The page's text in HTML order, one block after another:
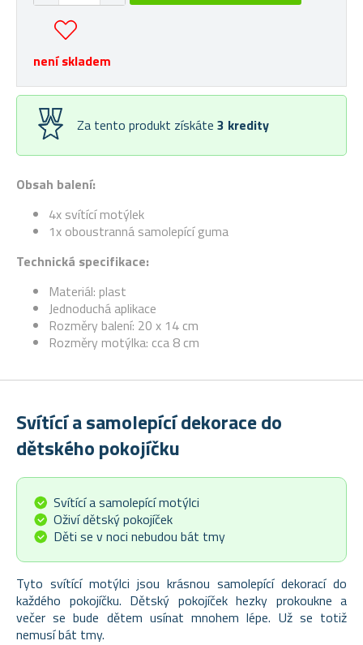
Obsah balení:
4x svítící motýlek
1x oboustranná samolepící guma
Technická specifikace:
Materiál: plast
Jednoduchá aplikace
Rozměry balení: 20 x 14 cm
Rozměry motýlka: cca 8 cm
není skladem
Za tento produkt získáte 3 kredity
Svítící a samolepící dekorace do
dětského pokojíčku
Svítící a samolepící motýlci
Oživí dětský pokojíček
Děti se v noci nebudou bát tmy
Tyto svítící motýlci jsou krásnou samolepící dekorací do
každého pokojíčku. Dětský pokojíček hezky prokoukne a
večer se bude dětem usínat mnohem lépe. Už se totiž
nemusí bát tmy.